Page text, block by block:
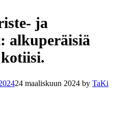
ja
alkuperäisiä
24 maaliskuun 2024 by TaKi